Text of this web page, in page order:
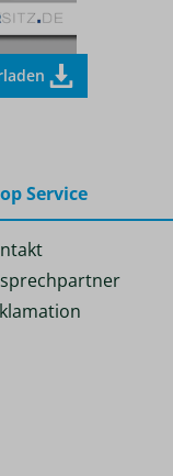
Service